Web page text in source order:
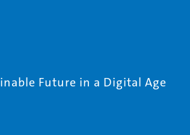
Future in a Digital Age